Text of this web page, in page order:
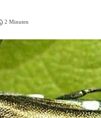
2 Minuten